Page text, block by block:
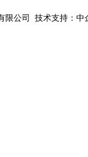
限公司 技术支持：